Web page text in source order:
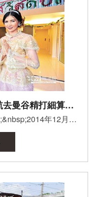
繞／著／地／球／跑－搭廉航去曼谷精打細算泰好玩
&nbsp; 轉載自中時電子報&nbsp;&nbsp;2014年12月27日 04:09 中國時報 田欣雲／曼谷報導 &nbsp; 搭廉...